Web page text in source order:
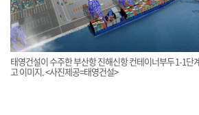
태영건설이 수주한 부산항 진해신항 컨테이너부두1-1단
고 이미지. <사진제공=태영건설>